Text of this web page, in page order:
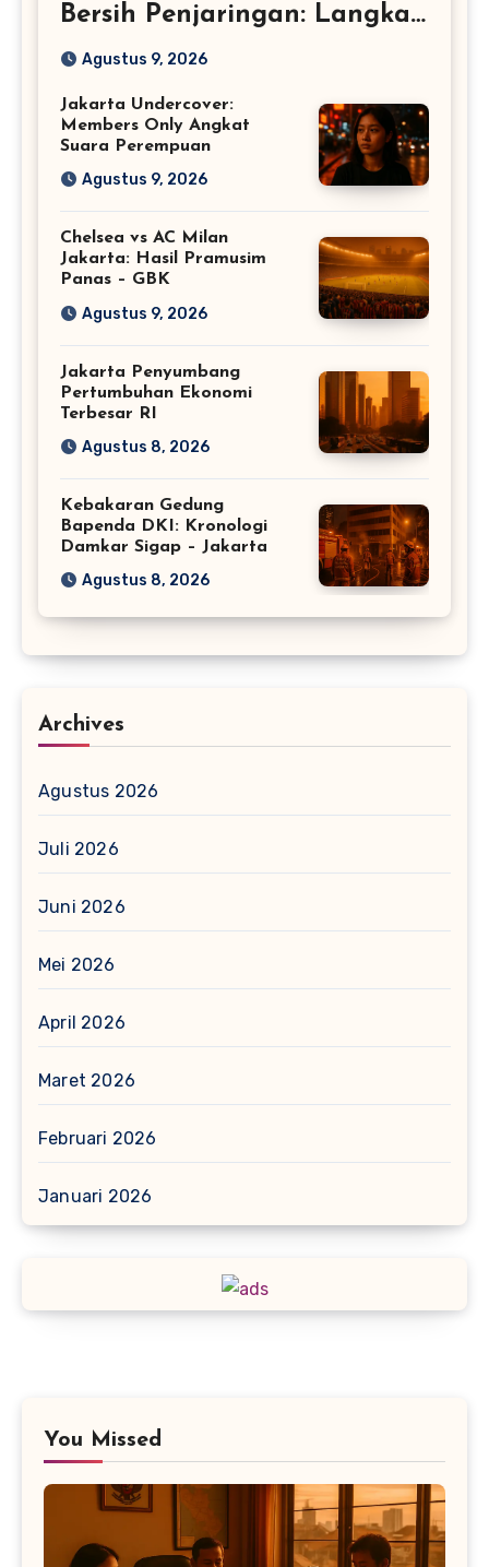
Bersih Penjaringan: Langkah
Baru DKI
Agustus 9, 2026
Jakarta Undercover:
Members Only Angkat
Suara Perempuan
Agustus 9, 2026
Chelsea vs AC Milan
Jakarta: Hasil Pramusim
Panas – GBK
Agustus 9, 2026
Jakarta Penyumbang
Pertumbuhan Ekonomi
Terbesar RI
Agustus 8, 2026
Kebakaran Gedung
Bapenda DKI: Kronologi
Damkar Sigap – Jakarta
Agustus 8, 2026
Archives
Agustus 2026
Juli 2026
Juni 2026
Mei 2026
April 2026
Maret 2026
Februari 2026
Januari 2026
You Missed